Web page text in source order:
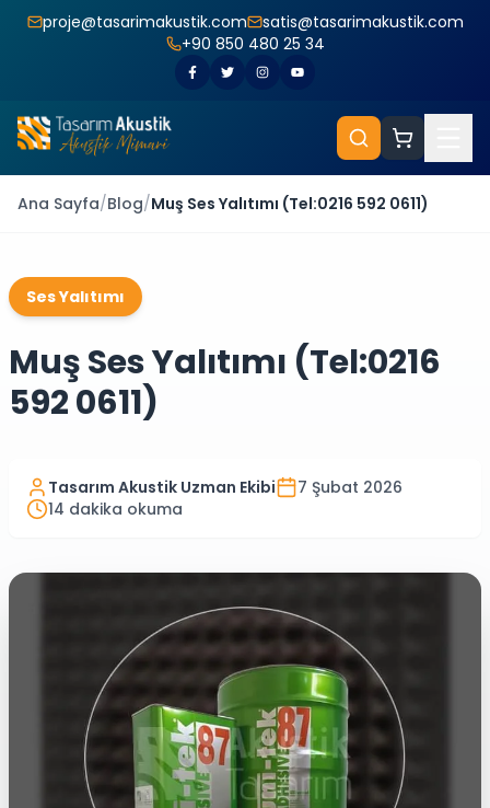
proje@tasarimakustik.com
satis@tasarimakustik.com
+90 850 480 25 34
Ana Sayfa/Blog/Muş Ses Yalıtımı (Tel:0216 592 0611)
Ses Yalıtımı
Muş Ses Yalıtımı (Tel:0216
592 0611)
Tasarım Akustik Uzman Ekibi
7 Şubat 2026
14 dakika okuma